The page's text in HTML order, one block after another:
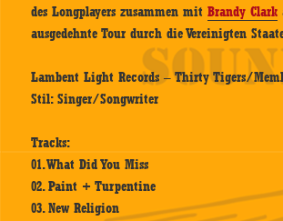
des Longplayers zusammen mitBrandy Clark
ausgedehnte Tour durch die Vereinigten
Lambent Light Records – Thirty Tigers/
Stil: Singer/Songwriter
Tracks:
01. What Did You Miss
02. Paint + Turpentine
03. New Religion